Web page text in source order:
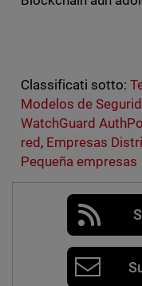
Classificati sotto:
Modelos de
WatchGuard
red, Empresas
Pequeña empresas